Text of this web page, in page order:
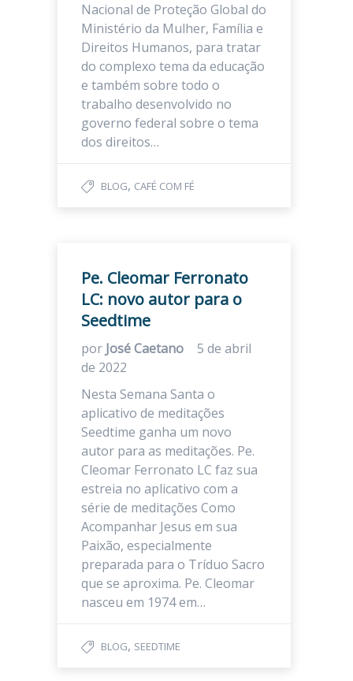
Nacional de Proteção Global do
Ministério da Mulher, Família e
Direitos Humanos, para tratar
do complexo tema da educação
e também sobre todo o
trabalho desenvolvido no
governo federal sobre o tema
dos direitos…
BLOG, CAFÉ COM FÉ
Pe. Cleomar Ferronato
LC: novo autor para o
Seedtime
por José Caetano
5 de abril
de 2022
Nesta Semana Santa o
aplicativo de meditações
Seedtime ganha um novo
autor para as meditações. Pe.
Cleomar Ferronato LC faz sua
estreia no aplicativo com a
série de meditações Como
Acompanhar Jesus em sua
Paixão, especialmente
preparada para o Tríduo Sacro
que se aproxima. Pe. Cleomar
nasceu em 1974 em…
BLOG, SEEDTIME